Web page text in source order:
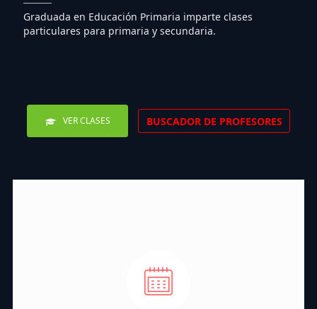
Graduada en Educación Primaria imparte clases
particulares para primaria y secundaria.
VER CLASES BUSCADOR DE PROFESORES